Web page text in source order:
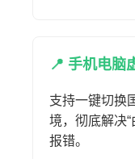
📍 手机电脑
支持一键切换
境，彻底解决
报错。